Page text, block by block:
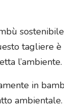
tagliere
l’ambiente.
in